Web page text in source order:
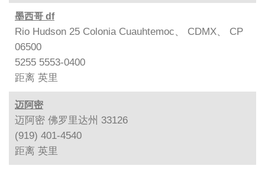
墨西哥 df
Rio Hudson 25 Colonia Cuauhtemoc、 CDMX、 CP
06500
5255 5553-0400
距离 英里
迈阿密
迈阿密 佛罗里达州 33126
(919) 401-4540
距离 英里